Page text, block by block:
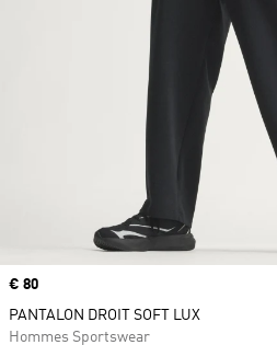
Prix
€ 80
PANTALON DROIT SOFT LUX
Hommes Sportswear